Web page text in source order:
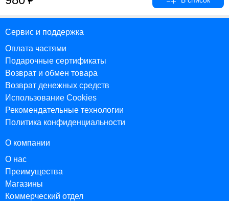
Сервис и поддержка
Оплата частями
Подарочные сертификаты
Возврат и обмен товара
Возврат денежных средств
Использование Cookies
Рекомендательные технологии
Политика конфиденциальности
О компании
О нас
Преимущества
Магазины
Коммерческий отдел